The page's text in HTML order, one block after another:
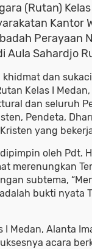
(Rutan)
Kantor
Perayaan
Aula Sahardjo
khidmat dan
Kelas I
dan seluruh
Pendeta,
yang
oleh Pdt.
merenungkan
subtema,
bukti nyata
I Medan, Alanta
acara